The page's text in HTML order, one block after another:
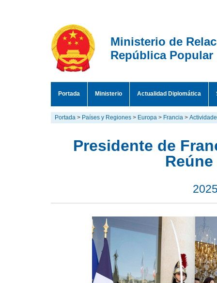
Ministerio de
República Popular
Portada Ministerio Actualidad Diplomática
Portada > Países y Regiones > Europa > Francia >
Presidente de